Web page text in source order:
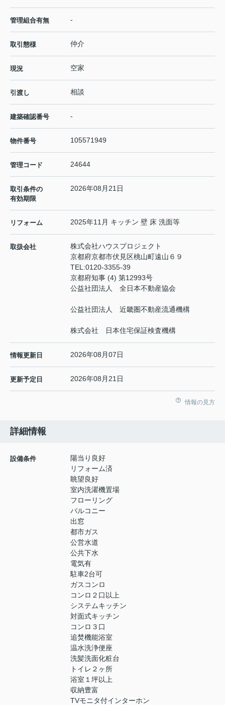
管理組合有無 -
取引態様 仲介
現況 空家
引渡し 相談
建築確認番号 -
物件番号 105571949
管理コード 24644
取引条件の
有効期限
2026年08月21日
リフォーム 2025年11月 キッチン 壁 床 洗面等
取扱会社
株式会社ハウスプロジェクト
京都府京都市伏見区桃山町遠山６９
TEL:0120-3355-39
京都府知事 (4) 第12993号
公益社団法人 全日本不動産協会
公益社団法人 近畿圏不動産流通機構
株式会社 日本住宅保証検査機構
情報更新日 2026年08月07日
更新予定日 2026年08月21日
情報の見方
詳細情報
設備条件
陽当り良好
リフォーム済
眺望良好
室内洗濯機置場
フローリング
バルコニー
出窓
都市ガス
公営水道
公共下水
電気有
駐車2台可
ガスコンロ
コンロ２口以上
システムキッチン
対面式キッチン
コンロ３口
追焚機能浴室
温水洗浄便座
洗髪洗面化粧台
トイレ２ヶ所
浴室１坪以上
収納豊富
TVモニタ付インターホン